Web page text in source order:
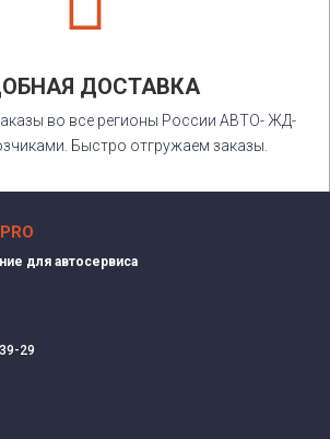
ДОСТАВКА
во все регионы России АВТО- ЖД-
Быстро отгружаем заказы.
для автосервиса
29